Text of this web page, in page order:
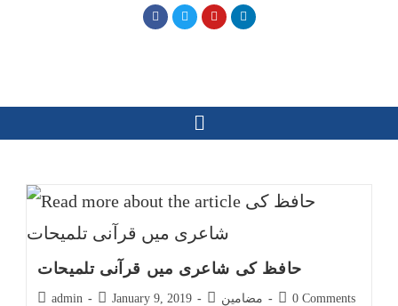
حافظ کی شاعری میں قرآنی تلمیحات
admin January 9, 2019 مضامین 0 Comments